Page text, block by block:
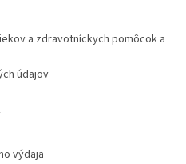
a zdravotníckych pomôcok a
údajov
výdaja